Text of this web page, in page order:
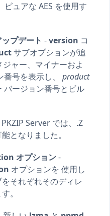
ピュアな AES を使用す
プデート -version コ
サブオプションが追
ジャー、マイナーおよ
号を表示し、 product
バージョン番号とビル
Server では、.Z
となりました。
オプション-
オプションを 使用し
それぞれそのディレ
。